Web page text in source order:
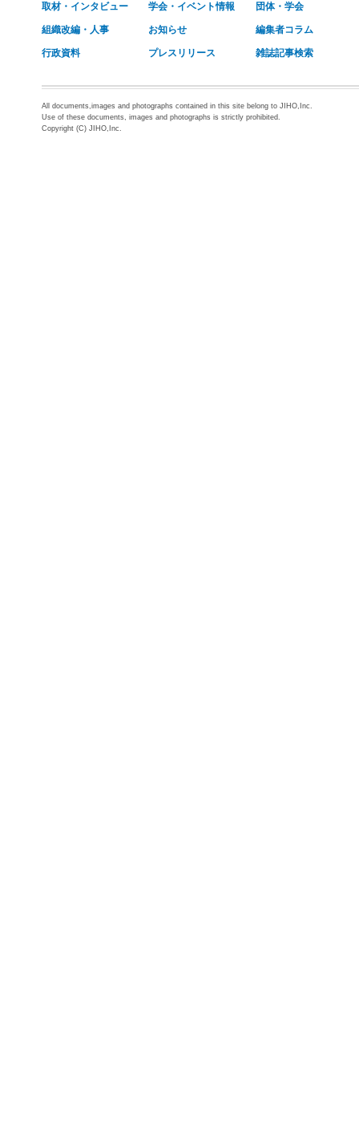
取材・インタビュー 学会・イベント情報 団体・学会
組織改編・人事 お知らせ 編集者コラム
行政資料 プレスリリース 雑誌記事検索
All documents,images and photographs contained in this site belong to JIHO,Inc.
Use of these documents, images and photographs is strictly prohibited.
Copyright (C) JIHO,Inc.